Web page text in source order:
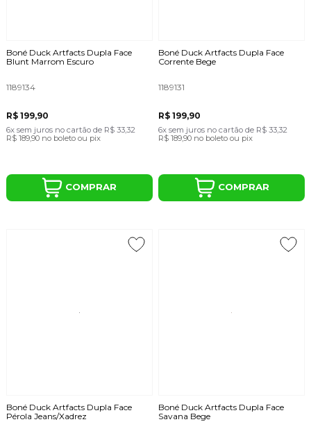
Boné Duck Artfacts Dupla Face
Blunt Marrom Escuro
1189134
R$ 199,90
6x sem juros no cartãode R$ 33,32
R$ 189,90 no boleto ou pix
COMPRAR
Boné Duck Artfacts Dupla Face
Corrente Bege
1189131
R$ 199,90
6x sem juros no cartão de R$ 33,32
R$ 189,90 no boleto ou pix
COMPRAR
Boné Duck Artfacts Dupla Face
Pérola Jeans/Xadrez
Boné Duck Artfacts Dupla Face
Savana Bege